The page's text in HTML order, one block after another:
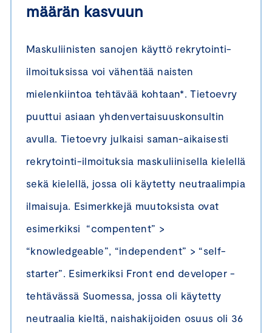
määrän kasvuun
Maskuliinisten sanojen käyttö rekrytointi-
ilmoituksissa voi vähentää naisten
mielenkiintoa tehtävää kohtaan*. Tietoevry
puuttui asiaan yhdenvertaisuuskonsultin
avulla. Tietoevry julkaisi saman-aikaisesti
rekrytointi-ilmoituksia maskuliinisella kielellä
sekä kielellä, jossa oli käytetty neutraalimpia
ilmaisuja. Esimerkkejä muutoksista ovat
esimerkiksi “compentent” >
“knowledgeable”, “independent” > “self-
starter”. Esimerkiksi Front end developer -
tehtävässä Suomessa, jossa oli käytetty
neutraalia kieltä, naishakijoiden osuus oli 36